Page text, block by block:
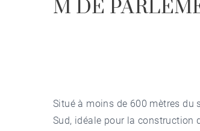
M DE
Situé à moins de 600 mètres du
Sud, idéale pour la construction